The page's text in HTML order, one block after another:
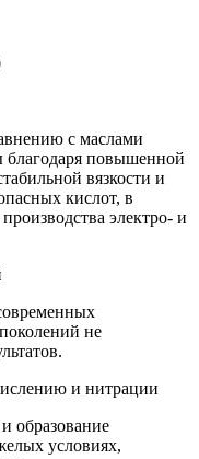
с маслами
благодаря повышенной
вязкости и
кислот, в
электро- и
не
и нитрации
образование
условиях,